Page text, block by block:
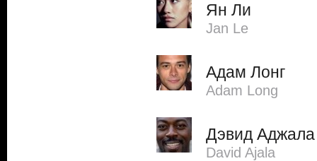
Ян Ли
Jan Le
Адам Лонг
Adam Long
Дэвид Аджала
David Ajala